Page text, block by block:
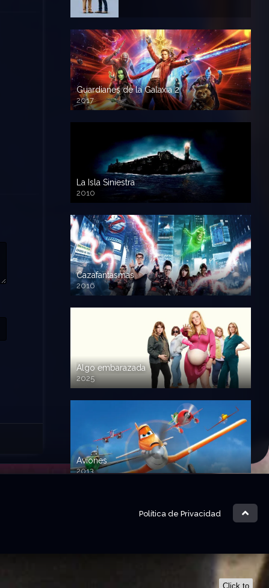
Guardianes de la Galaxia 2
2017
720p HD
La Isla Siniestra
2010
720p HD
Cazafantasmas
2016
720p HD
Algo embarazada
2025
720p HD
Aviones
2013
720 HD
Política de Privacidad